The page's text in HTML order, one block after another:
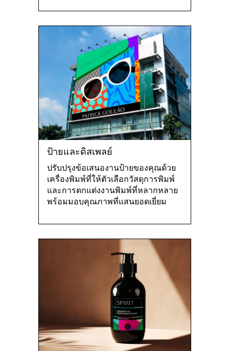
ป้ายและดิสเพลย์
ปรับปรุงข้อเสนองานป้ายของคุณด้วย
เครื่องพิมพ์ที่ให้ตัวเลือกวัสดุการพิมพ์
และการตกแต่งงานพิมพ์ที่หลากหลาย
พร้อมมอบคุณภาพที่แสนยอดเยี่ยม